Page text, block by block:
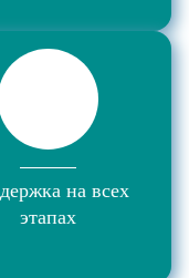
на всех
этапах